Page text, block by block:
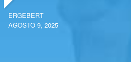
ERGEBERT
AGOSTO 9, 2025